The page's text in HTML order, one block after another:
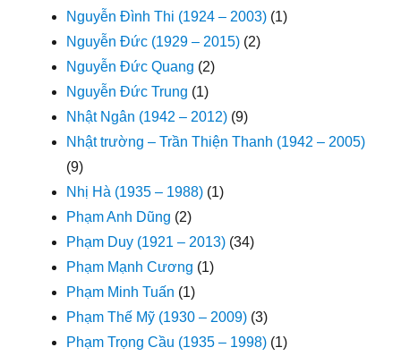
Nguyễn Đình Thi (1924 – 2003) (1)
Nguyễn Đức (1929 – 2015) (2)
Nguyễn Đức Quang (2)
Nguyễn Đức Trung (1)
Nhật Ngân (1942 – 2012) (9)
Nhật trường – Trần Thiện Thanh (1942 – 2005)
(9)
Nhị Hà (1935 – 1988) (1)
Phạm Anh Dũng (2)
Phạm Duy (1921 – 2013) (34)
Phạm Mạnh Cương (1)
Phạm Minh Tuấn (1)
Phạm Thế Mỹ (1930 – 2009) (3)
Phạm Trọng Cầu (1935 – 1998) (1)